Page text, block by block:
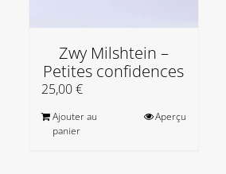
Zwy Milshtein –
Petites confidences
25,00€
Ajouter au
panier
Aperçu